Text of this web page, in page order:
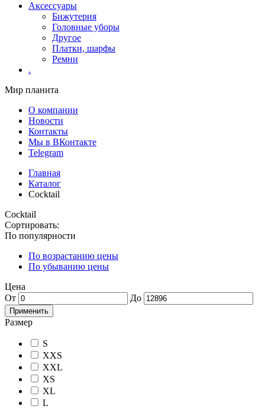
Аксессуары
Бижутерия
Головные уборы
Другое
Платки, шарфы
Ремни
.
Мир планита
О компании
Новости
Контакты
Мы в ВКонтакте
Telegram
Главная
Каталог
Cocktail
Cocktail
Сортировать:
По популярности
По возрастанию цены
По убыванию цены
Цена
От
До
Применить
Размер
S
XXS
XXL
XS
XL
L